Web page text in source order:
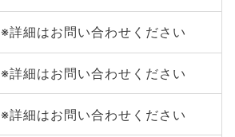
※詳細はお問い合わせください
※詳細はお問い合わせください
※詳細はお問い合わせください